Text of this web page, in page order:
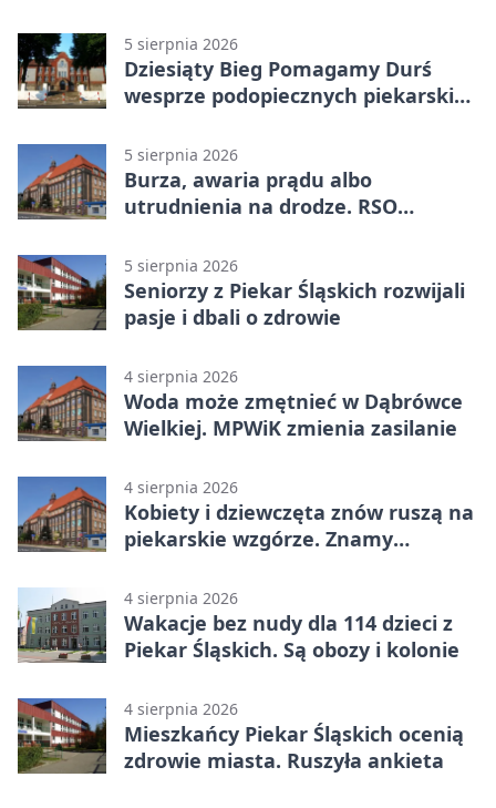
5 sierpnia 2026
Dziesiąty Bieg Pomagamy Durś
wesprze podopiecznych piekarskich
5 sierpnia 2026
Burza, awaria prądu albo
utrudnienia na drodze. RSO
5 sierpnia 2026
Seniorzy z Piekar Śląskich rozwijali
pasje i dbali o zdrowie
4 sierpnia 2026
Woda może zmętnieć w Dąbrówce
Wielkiej. MPWiK zmienia zasilanie
4 sierpnia 2026
Kobiety i dziewczęta znów ruszą na
piekarskie wzgórze. Znamy
4 sierpnia 2026
Wakacje bez nudy dla 114 dzieci z
Piekar Śląskich. Są obozy i kolonie
4 sierpnia 2026
Mieszkańcy Piekar Śląskich ocenią
zdrowie miasta. Ruszyła ankieta